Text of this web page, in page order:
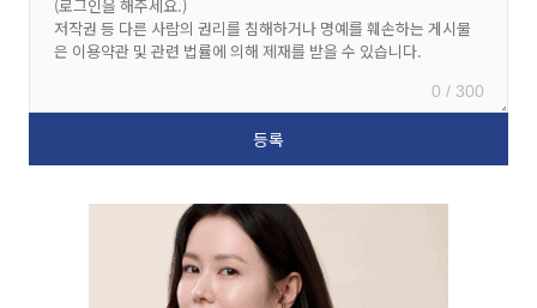
0 / 300